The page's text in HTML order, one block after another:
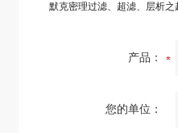
默克密理过滤、超滤、层析之
产品：
您的单位：